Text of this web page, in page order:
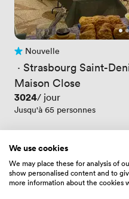
Pas encore d'avis
Nouvelle
· Strasbourg Saint-
Maison Close
Prix
3024/ jour
Jusqu'à 65 personnes
We use cookies
We may place these for analysis of
show personalised content and to
more information about the cookies